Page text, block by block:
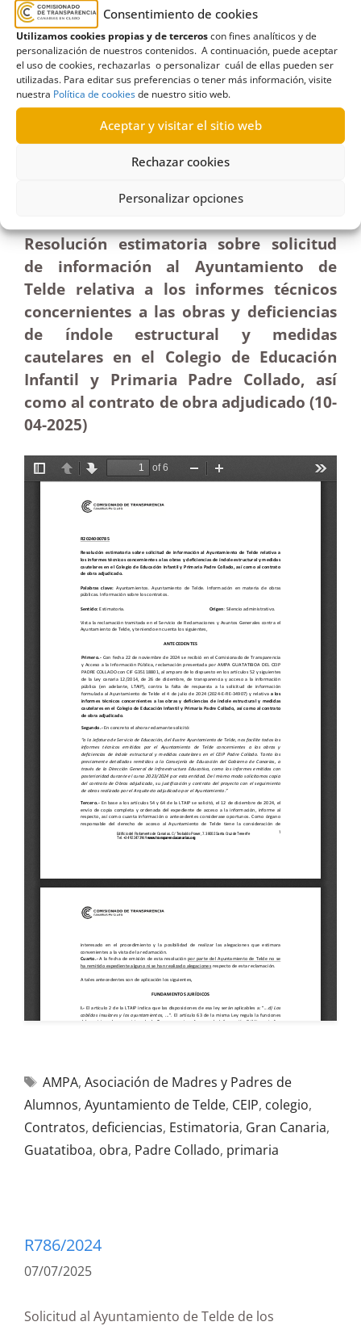
Consentimiento de cookies
Utilizamos cookies propias y de terceroscon fines analíticos y de
personalización de nuestros contenidos. A continuación, puede aceptar
el uso de cookies, rechazarlas o personalizar cuál de ellas pueden ser
utilizadas. Para editar sus preferencias o tener más información, visite
nuestra Política de cookiesde nuestro sitio web.
Aceptar y visitar el sitio web
Rechazar cookies
Personalizar opciones
R785/2024
Solicitud al Ayuntamiento de Telde de informes
Colegio Padre Collado|Estimatoria
Resolución estimatoria sobre solicitud
de información al Ayuntamiento de
Telde relativa a los informes técnicos
concernientes a las obras y deficiencias
de índole estructural y medidas
cautelares en el Colegio de Educación
Infantil y Primaria Padre Collado, así
como al contrato de obra adjudicado (10-
04-2025)
AMPA, Asociación de Madres y Padres de
Alumnos, Ayuntamiento de Telde, CEIP, colegio,
Contratos, deficiencias, Estimatoria, Gran Canaria,
Guatatiboa, obra, Padre Collado, primaria
R786/2024
07/07/2025
Solicitud al Ayuntamiento de Telde de los